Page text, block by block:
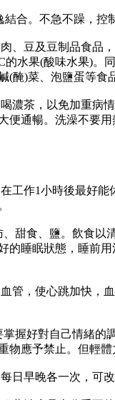
。不急不躁，控制
豆及豆制品食品，
水果(酸味水果)
(醃)菜、泡鹽蛋等食
茶，以免加重病情
便通暢。洗澡不要
作1小時後最好能
食、鹽。飲食以清
的睡眠狀態，睡前
，使心跳加快，血
好對自己情緒的調
應予禁止。但輕體
早晚各一次，可改